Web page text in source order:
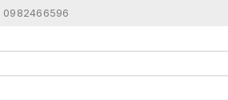
0982466596